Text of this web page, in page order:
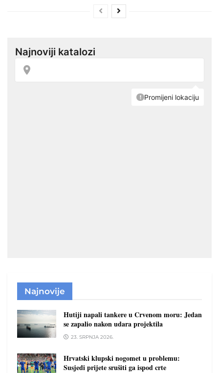
Najnovije
Hutiji napali tankere u Crvenom moru: Jedan
se zapalio nakon udara projektila
23. SRPNJA 2026.
Hrvatski klupski nogomet u problemu:
Susjedi prijete srušiti ga ispod crte